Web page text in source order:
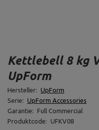
Kettlebell 8 kg
UpForm
Hersteller: UpForm
Serie: UpForm Accessories
Garantie:
Full Commercial
Produktcode:
UFKV08